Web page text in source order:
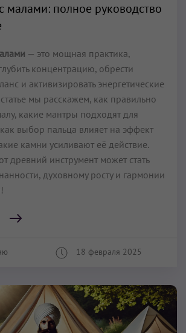
малами: полное руководство
— это мощная практика,
концентрацию, обрести
и активизировать энергетические
мы расскажем, как правильно
какие мантры подходят для
выбор пальца влияет на эффект
камни усиливают её действие.
древний инструмент может стать
духовному росту и гармонии
18 февраля 2025